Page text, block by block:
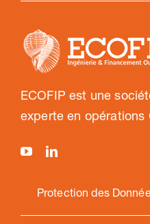
ECOFIP est une
experte en opérations
Protection des